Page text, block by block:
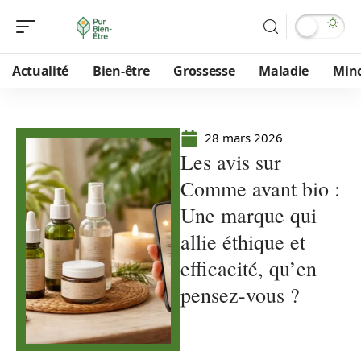
Actualité Bien-être Grossesse Maladie
28 mars 2026
Les avis sur
Comme avant bio :
Une marque qui
allie éthique et
efficacité, qu’en
pensez-vous ?